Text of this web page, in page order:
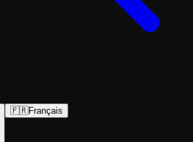
🇫🇷Français